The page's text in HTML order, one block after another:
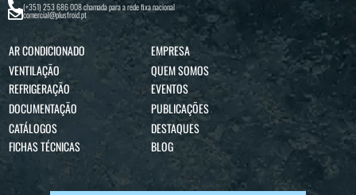
(+351) 253 686 008chamada para a rede fixa nacional
comercial@plusfroid.pt
AR CONDICIONADO
VENTILAÇÃO
REFRIGERAÇÃO
EMPRESA
QUEM SOMOS
EVENTOS
DOCUMENTAÇÃO
CATÁLOGOS
FICHAS TÉCNICAS
PUBLICAÇÕES
DESTAQUES
BLOG